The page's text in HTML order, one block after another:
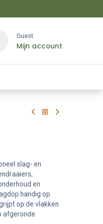
Guest
Mijn account
slag- en
en
handig op
op de vlakken
afgeronde